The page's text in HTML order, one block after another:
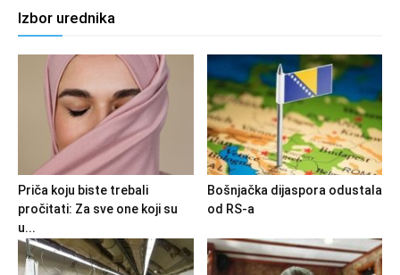
Izbor urednika
Priča koju biste trebali
pročitati: Za sve one koji su
u...
Bošnjačka dijaspora odustala
od RS-a